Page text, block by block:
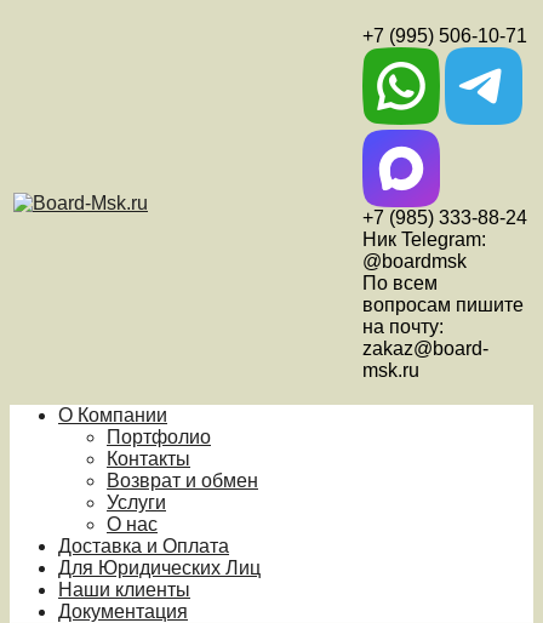
+7 (995) 506-10-71
+7 (985) 333-88-24
Ник Telegram:
@boardmsk
По всем
вопросам пишите
на почту:
zakaz@board-
msk.ru
О Компании
Портфолио
Контакты
Возврат и обмен
Услуги
О нас
Доставка и Оплата
Для Юридических Лиц
Наши клиенты
Документация